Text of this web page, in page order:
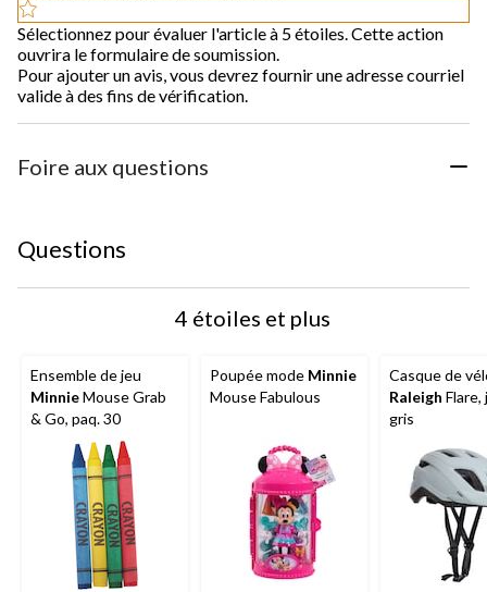
Sélectionnez pour évaluer l'article à 5 étoiles. Cette action
ouvrira le formulaire de soumission.
Pour ajouter un avis, vous devrez fournir une adresse courriel
valide à des fins de vérification.
Foire aux questions
Questions
4 étoiles et plus
Ensemble de jeu
MinnieMouse Grab
& Go, paq. 30
Poupée mode Minnie
Mouse Fabulous
Casque de
Raleigh Flare,
gris